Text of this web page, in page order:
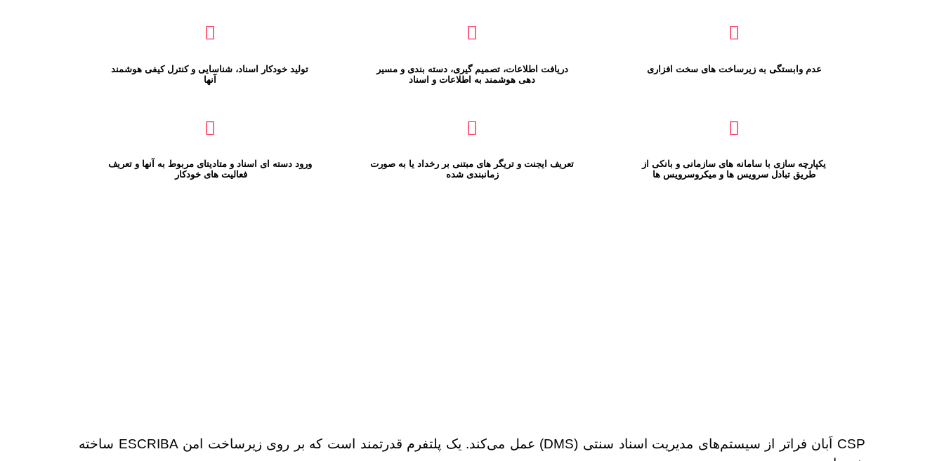
عدم وابستگی به زیرساخت های سخت افزاری
دریافت اطلاعات، تصمیم گیری، دسته بندی و مسیر
دهی هوشمند به اطلاعات و اسناد
تولید خودکار اسناد، شناسایی و کنترل کیفی هوشمند
آنها
یکپارچه سازی با سامانه های سازمانی و بانکی از
طریق تبادل سرویس ها و میکروسرویس ها
تعریف ایجنت و تریگر های مبتنی بر رخداد یا به صورت
زمانبندی شده
ورود دسته ای اسناد و متادیتای مربوط به آنها و تعریف
فعالیت های خودکار
CSP اَبان فراتر از سیستم‌های مدیریت اسناد سنتی (DMS) عمل می‌کند. یک پلتفرم قدرتمند است که بر روی زیرساخت امن ESCRIBA ساخته